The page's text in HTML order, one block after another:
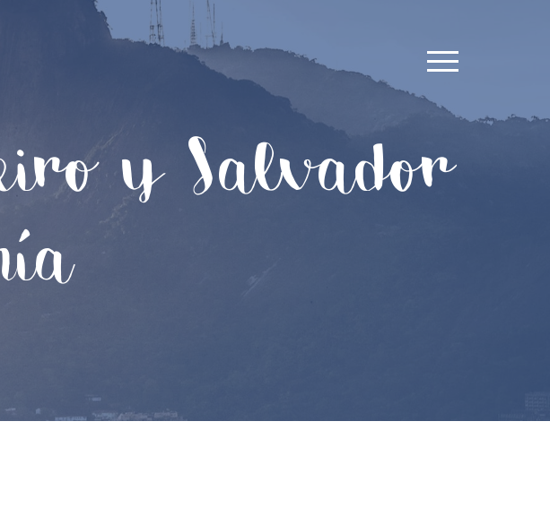
y Salvador